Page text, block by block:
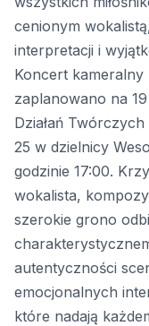
cenionym
interpretacji i
Koncert
zaplanowano na
Działań
25 w dzielnicy
godzinie 17:00.
wokalista,
szerokie grono
autentyczności
emocjonalnych
które nadają